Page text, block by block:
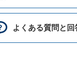
よくある質問と回